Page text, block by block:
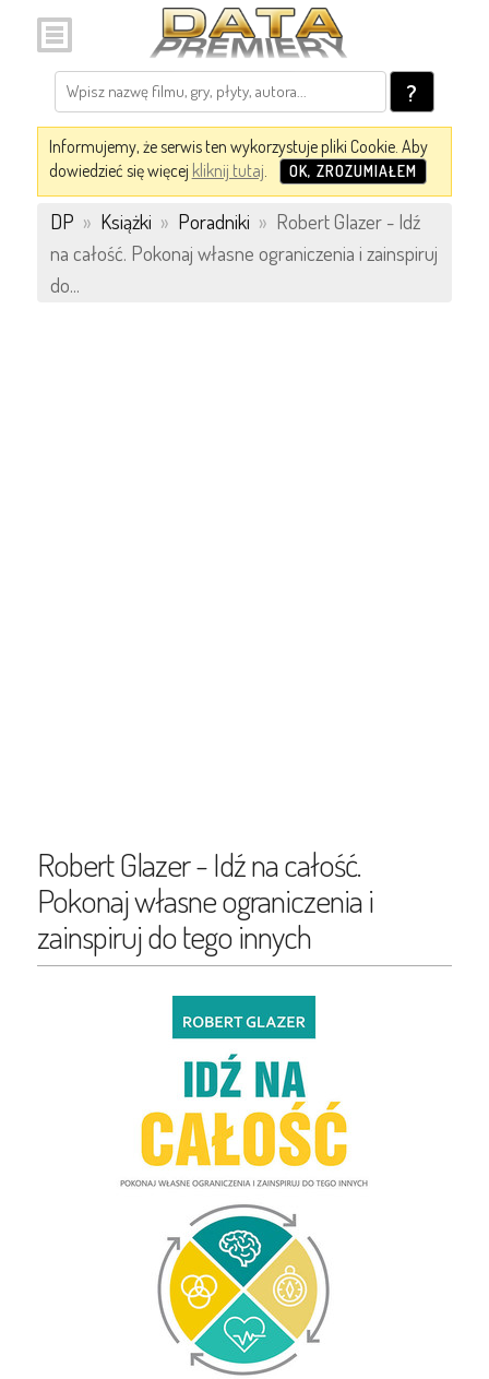
?
Informujemy, że serwis ten wykorzystuje pliki Cookie. Aby
dowiedzieć się więcej kliknij tutaj. OK, ZROZUMIAŁEM
DP » Książki » Poradniki » Robert Glazer - Idź
na całość. Pokonaj własne ograniczenia i zainspiruj
do...
Robert Glazer - Idź na całość.
Pokonaj własne ograniczenia i
zainspiruj do tego innych